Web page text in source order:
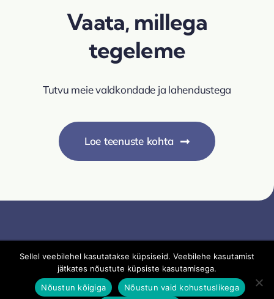
Vaata, millega
tegeleme
Tutvu meie valdkondade ja lahendustega
Loe teenuste kohta
Veebiaken OÜ | Veebilehel olevate materjalide loata
kasutamine on keelatud
Sellel veebilehel kasutatakse küpsiseid. Veebilehe kasutamist
jätkates nõustute küpsiste kasutamisega.
Nõustun kõigiga
Nõustun vaid kohustuslikega